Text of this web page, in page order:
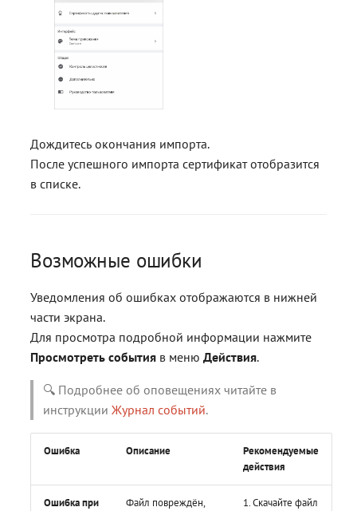
Дождитесь окончания импорта.
После успешного импорта сертификат отобразится
в списке.
Возможные ошибки
Уведомления об ошибках отображаются в нижней
части экрана.
Для просмотра подробной информации нажмите
Просмотреть события в менюДействия.
🔍 Подробнее об оповещениях читайте в
инструкцииЖурнал событий.
Ошибка Описание
Рекомендуемые
действия
Ошибка при
Файл повреждён,
1. Скачайте файл